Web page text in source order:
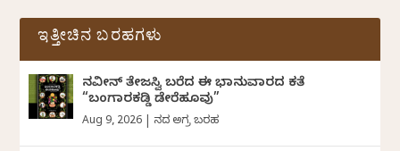
ಇತ್ತೀಚಿನ ಬರಹಗಳು
ನವೀನ್‌ ತೇಜಸ್ವಿ ಬರೆದ ಈ ಭಾನುವಾರದ ಕತೆ
“ಬಂಗಾರಕಡ್ಡಿ ಡೇರೆಹೂವು”
Aug 9, 2026 ದಿನದ ಅಗ್ರ ಬರಹ